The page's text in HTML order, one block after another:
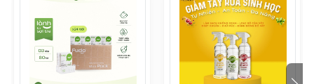
• Khăn giấy khô Fudo khi thấm nước, thấm dầu sẽ không bị nát
• Tận hưởng cảm giác dễ chịu, thoải mái và tiện lợi khi sử dụng
giấy ăn rút cao cấp từ tre Fudo.